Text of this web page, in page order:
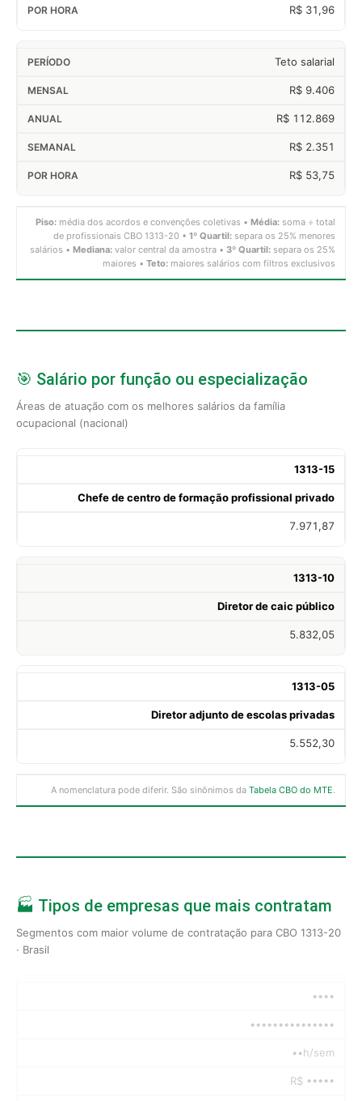
R$ 31,96
Teto salarial
R$ 9.406
R$ 112.869
R$ 2.351
R$ 53,75
Piso: média dos acordos e convenções coletivas • Média: soma ÷ total
de profissionais CBO 1313-20 • 1º Quartil: separa os 25% menores
salários • Mediana: valor central da amostra • 3º Quartil: separa os 25%
maiores • Teto: maiores salários com filtros exclusivos
🎯 Salário por função ou especialização
Áreas de atuação com os melhores salários da família
ocupacional (nacional)
1313-15
Chefe de centro de formação profissional privado
7.971,87
1313-10
Diretor de caic público
5.832,05
1313-05
Diretor adjunto de escolas privadas
5.552,30
A nomenclatura pode diferir. São sinônimos da Tabela CBO do MTE.
🏭 Tipos de empresas que mais contratam
Segmentos com maior volume de contratação para CBO 1313-20
· Brasil
••••
•••••••••••••••
••h/sem
R$ •••••